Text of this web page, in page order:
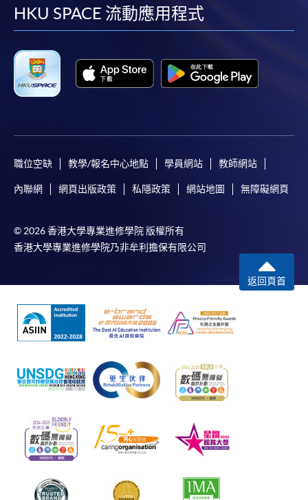
facebook
youtube
linkedin
HKU SPACE 流動應用程式
職位空缺 教學/報名中心地點 學員網站 教師網站
內聯網 網頁出版政策 私隱政策 網站地圖 無障礙網頁
© 2026 香港大學專業進修學院 版權所有
香港大學專業進修學院乃非牟利擔保有限公司
返回頁首